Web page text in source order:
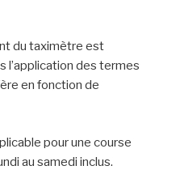
du taximètre est
l’application des termes
en fonction de
pour une course
au samedi inclus.